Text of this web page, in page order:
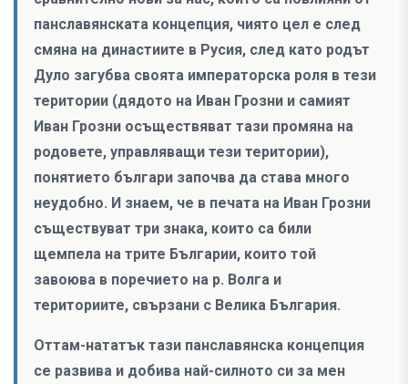
панславянската концепция, чиято цел е след
смяна на династиите в Русия, след като родът
Дуло загубва своята императорска роля в тези
територии (дядото на Иван Грозни и самият
Иван Грозни осъществяват тази промяна на
родовете, управляващи тези територии),
понятието българи започва да става много
неудобно. И знаем, че в печата на Иван Грозни
съществуват три знака, които са били
щемпела на трите Българии, които той
завоюва в поречието на р. Волга и
териториите, свързани с Велика България.
Оттам-нататък тази панславянска концепция
се развива и добива най-силното си за мен